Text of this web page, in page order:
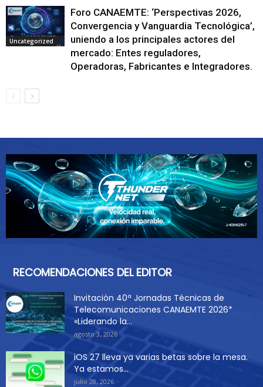
Uncategorized
Foro CANAEMTE: ‘Perspectivas 2026,
Convergencia y Vanguardia Tecnológica’,
uniendo a los principales actores del
mercado: Entes reguladores,
Operadoras, Fabricantes e Integradores.
RECOMENDACIONES DEL EDITOR
Invitación 40ª Jornadas Técnicas de
Telecomunicaciones CANAEMTE 2026*
«Liderando la...
agosto 3, 2026
iOS 27 lleva ya varias betas sobre la mesa.
Ya estamos...
julio 28, 2026